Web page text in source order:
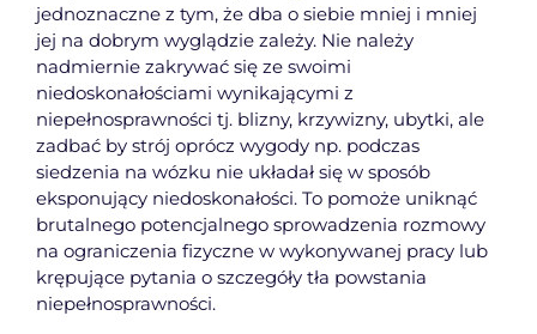
jednoznaczne z tym, że dba o siebie mniej i mniej
jej na dobrym wyglądzie zależy. Nie należy
nadmiernie zakrywać się ze swoimi
niedoskonałościami wynikającymi z
niepełnosprawności tj. blizny, krzywizny, ubytki, ale
zadbać by strój oprócz wygody np. podczas
siedzenia na wózku nie układał się w sposób
eksponujący niedoskonałości. To pomoże uniknąć
brutalnego potencjalnego sprowadzenia rozmowy
na ograniczenia fizyczne w wykonywanej pracy lub
krępujące pytania o szczegóły tła powstania
niepełnosprawności.